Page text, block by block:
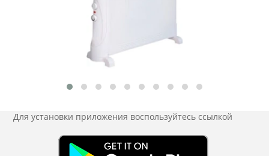
Для установки приложения воспользуйтесь ссылкой